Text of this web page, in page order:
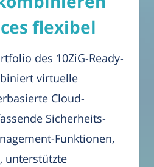
flexibel
des 10ZiG-Ready-
virtuelle
Cloud-
Sicherheits-
Funktionen,
unterstützte